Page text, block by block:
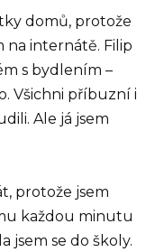
domů, protože
na internátě. Filip
s bydlením –
Všichni příbuzní i
Ale já jsem
protože jsem
každou minutu
jsem se do školy.